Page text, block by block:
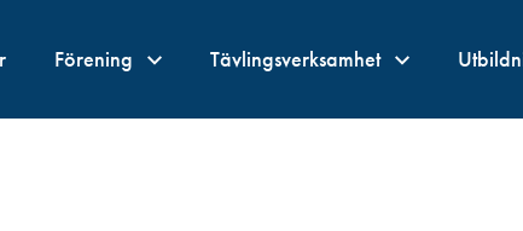
Förening Tävlingsverksamhet